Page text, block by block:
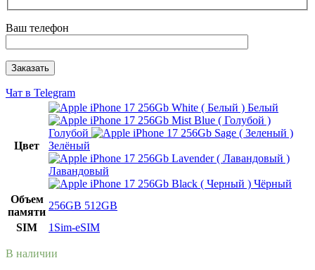
Ваш телефон
Чат в Telegram
Цвет
Белый
Голубой
Зелёный
Лавандовый
Чёрный
Объем
памяти
256GB 512GB
SIM
1Sim-eSIM
В наличии